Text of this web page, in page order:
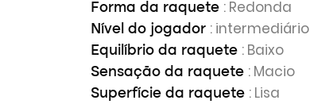
Forma da raquete : Redonda
Nível do jogador : intermediário
Equilíbrio da raquete : Baixo
Sensação da raquete : Macio
Superfície da raquete : Lisa